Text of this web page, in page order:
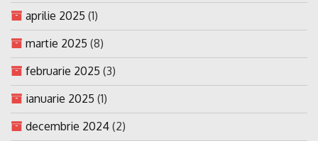
aprilie 2025 (1)
martie 2025 (8)
februarie 2025 (3)
ianuarie 2025 (1)
decembrie 2024 (2)